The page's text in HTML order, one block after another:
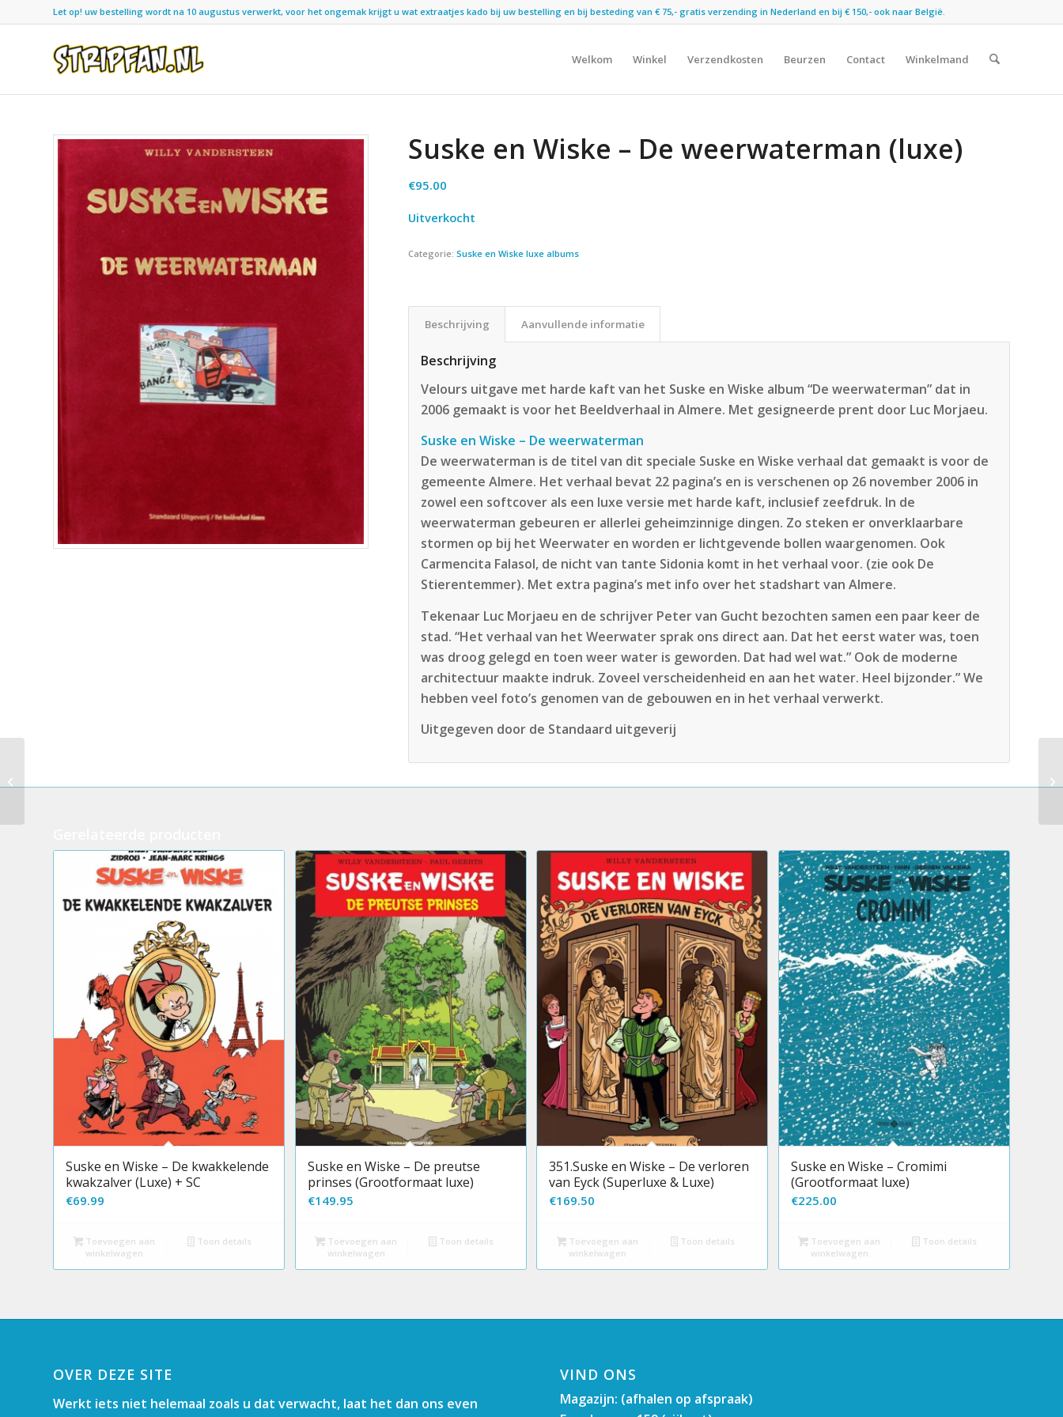
Let op! uw bestelling wordt na 10 augustus verwerkt, voor het ongemak krijgt u wat extraatjes kado bij uw bestelling en bij besteding van € 75,- gratis verzending in Nederland en bij € 150,- ook naar België.
Welkom Winkel Verzendkosten Beurzen Contact Winkelmand
Suske en Wiske – De weerwaterman (luxe)
€95.00
Uitverkocht
Categorie:Suske en Wiske luxe albums
Beschrijving Aanvullende informatie
Beschrijving
Velours uitgave met harde kaft van het Suske en Wiske album “De weerwaterman” dat in
2006 gemaakt is voor het Beeldverhaal in Almere. Met gesigneerde prent door Luc Morjaeu.
Suske en Wiske – De weerwaterman
De weerwaterman is de titel van dit speciale Suske en Wiske verhaal dat gemaakt is voor de
gemeente Almere. Het verhaal bevat 22 pagina’s en is verschenen op 26 november 2006 in
zowel een softcover als een luxe versie met harde kaft, inclusief zeefdruk. In de
weerwaterman gebeuren er allerlei geheimzinnige dingen. Zo steken er onverklaarbare
stormen op bij het Weerwater en worden er lichtgevende bollen waargenomen. Ook
Carmencita Falasol, de nicht van tante Sidonia komt in het verhaal voor. (zie ook De
Stierentemmer). Met extra pagina’s met info over het stadshart van Almere.
Tekenaar Luc Morjaeu en de schrijver Peter van Gucht bezochten samen een paar keer de
stad. “Het verhaal van het Weerwater sprak ons direct aan. Dat het eerst water was, toen
was droog gelegd en toen weer water is geworden. Dat had wel wat.” Ook de moderne
architectuur maakte indruk. Zoveel verscheidenheid en aan het water. Heel bijzonder.” We
hebben veel foto’s genomen van de gebouwen en in het verhaal verwerkt.
Uitgegeven door de Standaard uitgeverij
Suske en Wiske – De kwakkelende
kwakzalver (Luxe) + SC
€69.99
Toevoegen aan
winkelwagen
Toon details
Suske en Wiske – De preutse
prinses (Grootformaat luxe)
€149.95
Toevoegen aan
winkelwagen
Toon details
351.Suske en Wiske – De verloren
van Eyck (Superluxe & Luxe)
€169.50
Toevoegen aan
winkelwagen
Toon details
Suske en Wiske – Cromimi
(Grootformaat luxe)
€225.00
Toevoegen aan
winkelwagen
Toon details
OVER DEZE SITE
Werkt iets niet helemaal zoals u dat verwacht, laat het dan ons even
VIND ONS
Magazijn: (afhalen op afspraak)